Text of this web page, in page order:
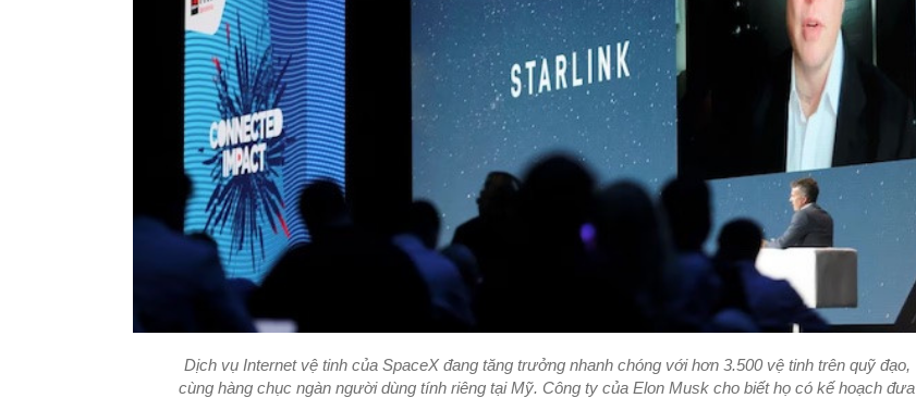
Dịch vụ Internet vệ tinh của SpaceX đang tăng trưởng nhanh chóng với hơn 3.500 vệ tinh trên quỹ đạo,
cùng hàng chục ngàn người dùng tính riêng tại Mỹ. Công ty của Elon Musk cho biết họ có kế hoạch đưa